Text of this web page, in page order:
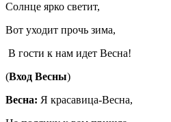
Солнце ярко светит,
Вот уходит прочь зима,
В гости к нам идет Весна!
(Вход Весны)
Весна: Я красавица-Весна,